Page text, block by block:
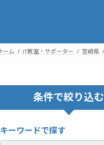
ーム IT教室・サポーター 宮崎県
条件で絞り込む
キーワードで探す